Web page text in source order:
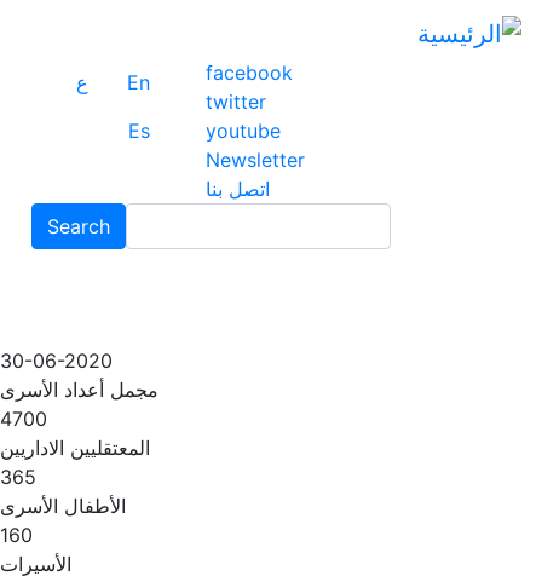
facebook
twitter
youtube
Newsletter
اتصل بنا
En
ع
Es
Search
Search
30-06-2020
مجمل أعداد الأسرى
4700
المعتقليين الاداريين
365
الأطفال الأسرى
160
الأسيرات